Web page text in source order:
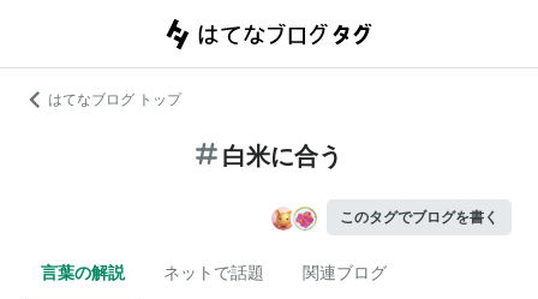
はてなブログ トップ
白米に合う
このタグでブログを書く
言葉の解説 ネットで話題 関連ブログ